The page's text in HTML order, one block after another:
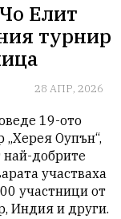
Елит
турнир
28 АПР, 2026
19-ото
Оупън“,
най-добрите
участваха
участници от
Индия и други.